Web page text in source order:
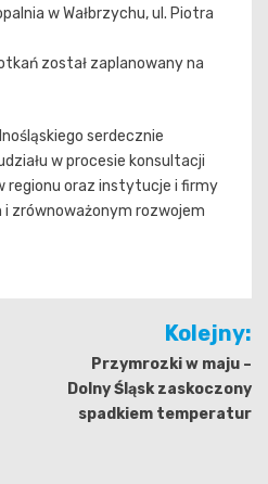
w Wałbrzychu, ul. Piotra
został zaplanowany na
serdecznie
w procesie konsultacji
regionu oraz instytucje i firmy
zrównoważonym rozwojem
Kolejny:
Przymrozki w maju –
Dolny Śląsk zaskoczony
spadkiem temperatur